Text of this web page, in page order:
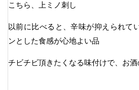
こちら、上ミノ刺し
以前に比べると、辛味が抑えられて
ンとした食感が心地よい品
チビチビ頂きたくなる味付けで、お